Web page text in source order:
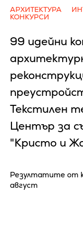
АРХИТЕКТУРА
КОНКУРСИ
99 идейни
Текстилен
Център за
"Кристо и
Резултатите от
август